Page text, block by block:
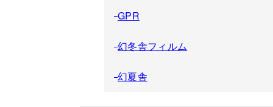
GPR
幻冬舎フィルム
幻夏舎